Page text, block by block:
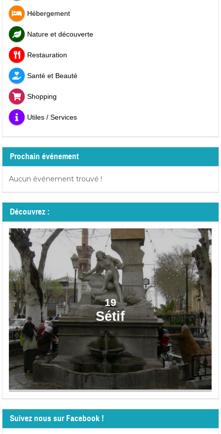
Hébergement
Nature et découverte
Restauration
Santé et Beauté
Shopping
Utiles / Services
Prochain événement
Aucun événement trouvé !
Découvrez :
19
Sétif
Suivez nous sur Facebook !